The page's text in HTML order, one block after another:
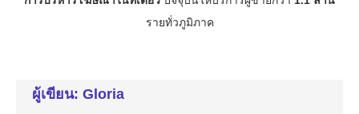
ผู้เขียน: Gloria